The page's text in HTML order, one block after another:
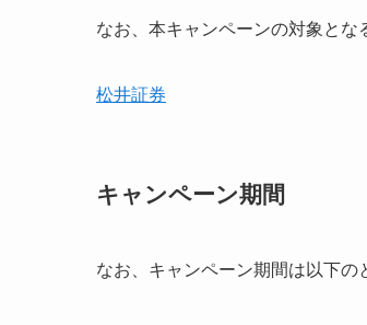
なお、本キャンペーンの対象とな
松井証券
キャンペーン期間
なお、キャンペーン期間は以下の